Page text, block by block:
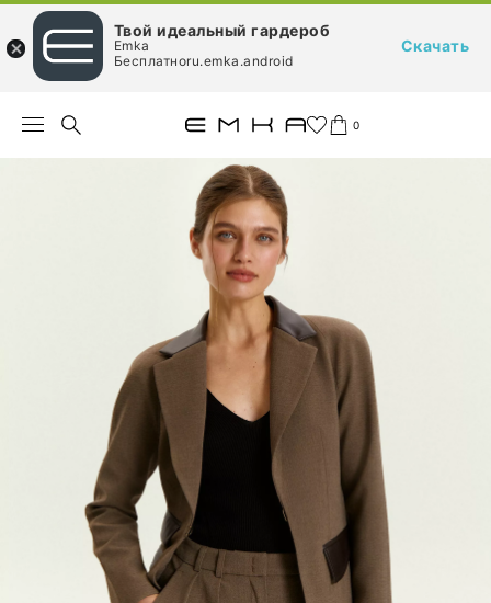
0
Твой идеальный гардероб
Emka
Бесплатноru.emka.android
Скачать